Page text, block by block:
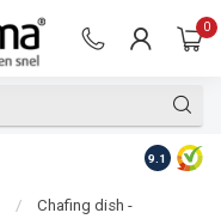
0
Op
9.1
/
Chafing dish -